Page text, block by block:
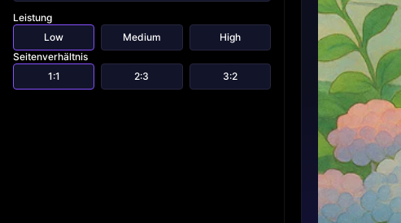
Leistung
Low
Medium
High
Seitenverhältnis
1:1
2:3 3:2